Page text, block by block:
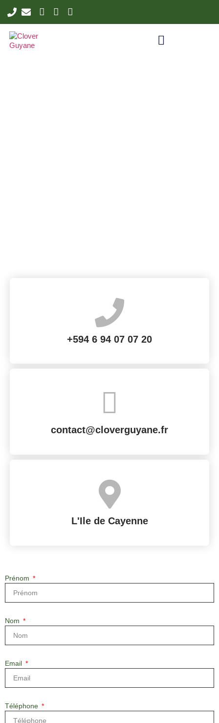
+594 6 94 07 07 20
contact@cloverguyane.fr
L'Ile de Cayenne
Prénom
Nom
Email
Téléphone